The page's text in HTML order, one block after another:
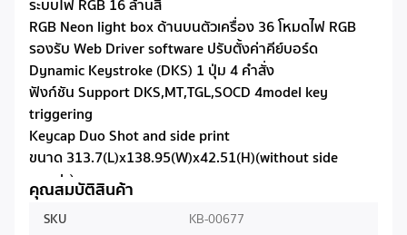
RGB Neon light box ด้านบนตัวเครื่อง 36 โหมดไฟ RGB
รองรับ Web Driver software ปรับตั้งค่าคีย์บอร์ด
Dynamic Keystroke (DKS) 1 ปุ่ม 4 คำสั่ง
ฟังก์ชัน Support DKS,MT,TGL,SOCD 4model key
triggering
Keycap Duo Shot and side print
ขนาด 313.7(L)x138.95(W)x42.51(H)(without side
panels)
ขนาด 322.5(L)x138.95(W)x42.51(H)(with side panels)
น้ำหนัก 910+-10g ไม่รวมอุปกรณ์
คุณสมบัติสินค้า
SKU KB-00677